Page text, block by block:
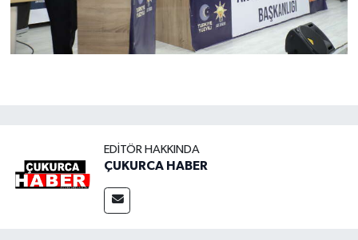
EDITÖR HAKKINDA
ÇUKURCA HABER